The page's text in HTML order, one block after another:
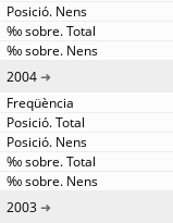
2004
2003